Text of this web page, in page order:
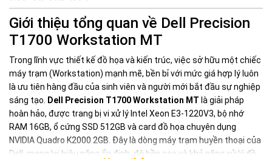
Giới thiệu tổng quan về Dell Precision
T1700 Workstation MT
Trong lĩnh vực thiết kế đồ họa và kiến trúc, việc sở hữu một chiếc
máy trạm (Workstation) mạnh mẽ, bền bỉ với mức giá hợp lý luôn
là ưu tiên hàng đầu của sinh viên và người mới bắt đầu sự nghiệp
sáng tạo.
Dell Precision T1700 Workstation MT là giải pháp
hoàn hảo, được trang bị vi xử lý Intel Xeon E3-1220V3, bộ nhớ
RAM 16GB, ổ cứng SSD 512GB và card đồ họa chuyên dụng
NVIDIA Quadro K2000 2GB. Đây là dòng máy trạm huyền thoại của
Dell, mang lại hiệu năng ổn định, độ bền cao và khả năng xử lý đồ